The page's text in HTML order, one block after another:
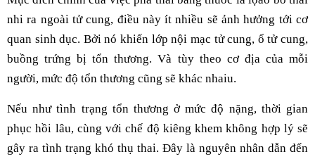
nhi ra ngoài tử cung, điều này ít nhiều sẽ ảnh hưởng tới cơ
quan sinh dục. Bởi nó khiến lớp nội mạc tử cung, ổ tử cung,
buồng trứng bị tổn thương. Và tùy theo cơ địa của mỗi
người, mức độ tổn thương cũng sẽ khác nhaiu.
Nếu như tình trạng tổn thương ở mức độ nặng, thời gian
phục hồi lâu, cùng với chế độ kiêng khem không hợp lý sẽ
gây ra tình trạng khó thụ thai. Đây là nguyên nhân dẫn đến